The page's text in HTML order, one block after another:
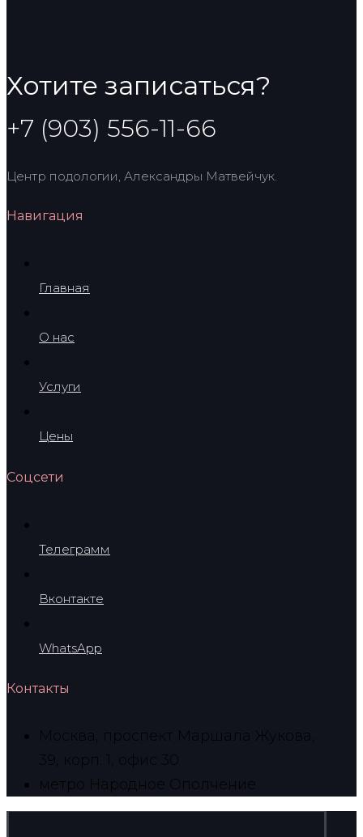
Хотите записаться?
+7 (903) 556-11-66
Центр подологии, Александры Матвейчук.
Навигация
Главная
О нас
Услуги
Цены
Соцсети
Телеграмм
Вконтакте
WhatsApp
Контакты
Москва, проспект Маршала Жукова,
39, корп. 1, офис 30
метро Народное Ополчение